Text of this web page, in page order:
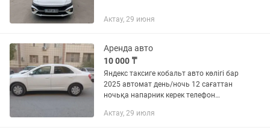
Актау, 29 июня
Аренда авто
10 000 ₸
Яндекс таксиге кобальт авто көлігі бар
2025 автомат день/ночь 12 сағаттан
ночьқа напарник керек телефон
Актау, 29 июля